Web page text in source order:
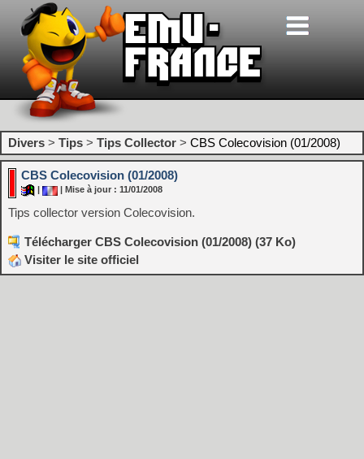
Divers > Tips > Tips Collector > CBS Colecovision (01/2008)
CBS Colecovision (01/2008)
| Mise à jour : 11/01/2008
Tips collector version Colecovision.
Télécharger CBS Colecovision (01/2008) (37 Ko)
Visiter le site officiel